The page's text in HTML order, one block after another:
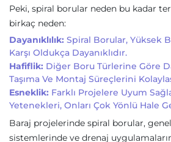
Peki, spiral borular neden bu kadar
birkaç neden:
Dayanıklılık: Spiral Borular, Yüksek
Karşı Oldukça Dayanıklıdır.
Hafiflik: Diğer Boru Türlerine Göre
Taşıma Ve Montaj Süreçlerini
Esneklik: Farklı Projelere Uyum
Yetenekleri, Onları Çok Yönlü Hale
Baraj projelerinde spiral borular,
sistemlerinde ve drenaj